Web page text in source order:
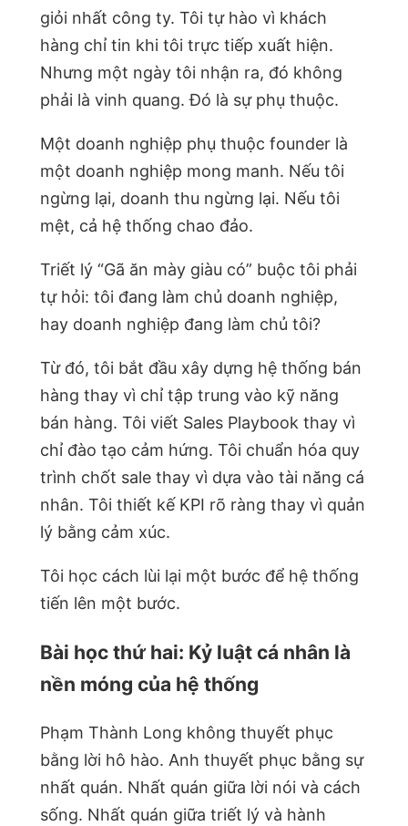
giỏi nhất công ty. Tôi tự hào vì khách
hàng chỉ tin khi tôi trực tiếp xuất hiện.
Nhưng một ngày tôi nhận ra, đó không
phải là vinh quang. Đó là sự phụ thuộc.
Một doanh nghiệp phụ thuộc founder là
một doanh nghiệp mong manh. Nếu tôi
ngừng lại, doanh thu ngừng lại. Nếu tôi
mệt, cả hệ thống chao đảo.
Triết lý “Gã ăn mày giàu có” buộc tôi phải
tự hỏi: tôi đang làm chủ doanh nghiệp,
hay doanh nghiệp đang làm chủ tôi?
Từ đó, tôi bắt đầu xây dựng hệ thống bán
hàng thay vì chỉ tập trung vào kỹ năng
bán hàng. Tôi viết Sales Playbook thay vì
chỉ đào tạo cảm hứng. Tôi chuẩn hóa quy
trình chốt sale thay vì dựa vào tài năng cá
nhân. Tôi thiết kế KPI rõ ràng thay vì quản
lý bằng cảm xúc.
Tôi học cách lùi lại một bước để hệ thống
tiến lên một bước.
Bài học thứ hai: Kỷ luật cá nhân là
nền móng của hệ thống
Phạm Thành Long không thuyết phục
bằng lời hô hào. Anh thuyết phục bằng sự
nhất quán. Nhất quán giữa lời nói và cách
sống. Nhất quán giữa triết lý và hành